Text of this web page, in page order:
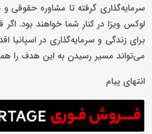
سرمایه‌گذاری گرفته تا مشاوره حقوقی و
لوکس ویزا در کنار شما خواهند بود.
برای زندگی و سرمایه‌گذاری در اسپانیا
می‌تواند مسیر رسیدن به این هدف را
انتهای پیام